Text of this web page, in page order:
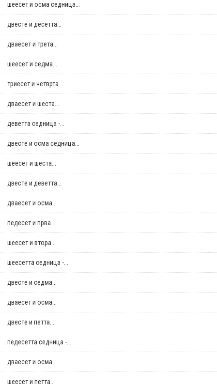
шеесет и осма седница...
двестe и десетта...
дваесет и трета...
шеесет и седма...
триесет и четврта...
дваесет и шеста...
деветта седница -...
двестe и осма седница...
шеесет и шеста...
двестe и деветта...
дваесет и осма...
педесет и прва...
шеесет и втора...
шеесетта седница -...
двестe и седма...
дваесет и осма...
двестe и петта...
педесетта седница -...
дваесет и осма...
шеесет и петта...